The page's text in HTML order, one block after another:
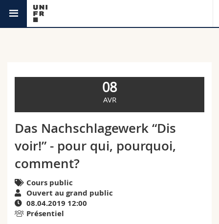
Université
Sciences économiques et sociales et management
Sciences de l'éducation et de la formation
Etudiants
Chercheurs
Annuaire du personnel
Bibliothèques
08
AVR
Das Nachschlagewerk “Dis
voir!” - pour qui, pourquoi,
comment?
Cours public
Ouvert au grand public
08.04.2019 12:00
Présentiel